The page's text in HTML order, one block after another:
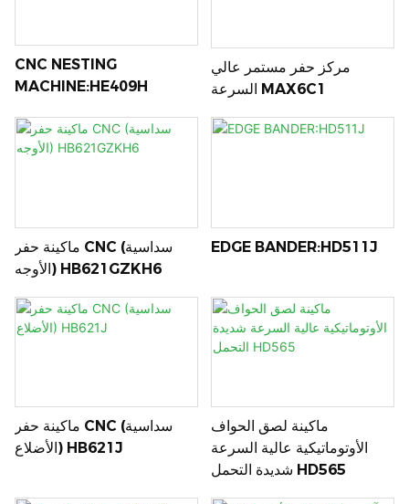
CNC NESTING
MACHINE:HE409H
مركز حفر مستمر عالي
السرعة MAX6C1
ماكينة حفر CNC (سداسية
الأوجه) HB621GZKH6
EDGE BANDER:HD511J
ماكينة حفر CNC (سداسية
الأضلاع) HB621J
ماكينة لصق الحواف
الأوتوماتيكية عالية السرعة
شديدة التحمل HD565